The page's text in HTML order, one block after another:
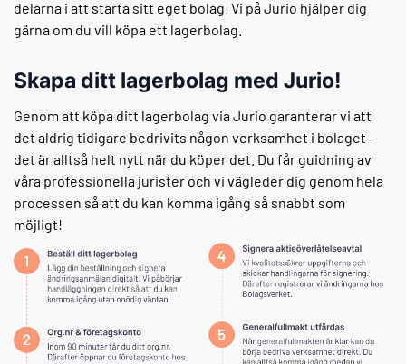
delarna i att starta sitt eget bolag. Vi på Jurio hjälper dig
gärna om du vill köpa ett lagerbolag.
Skapa ditt lagerbolag med Jurio!
Genom att köpa ditt lagerbolag via Jurio garanterar vi att
det aldrig tidigare bedrivits någon verksamhet i bolaget –
det är alltså helt nytt när du köper det. Du får guidning av
våra professionella jurister och vi vägleder dig genom hela
processen så att du kan komma igång så snabbt som
möjligt!